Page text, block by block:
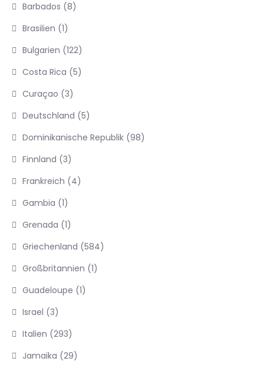
Barbados (8)
Brasilien (1)
Bulgarien (122)
Costa Rica (5)
Curaçao (3)
Deutschland (5)
Dominikanische Republik (98)
Finnland (3)
Frankreich (4)
Gambia (1)
Grenada (1)
Griechenland (584)
Großbritannien (1)
Guadeloupe (1)
Israel (3)
Italien (293)
Jamaika (29)